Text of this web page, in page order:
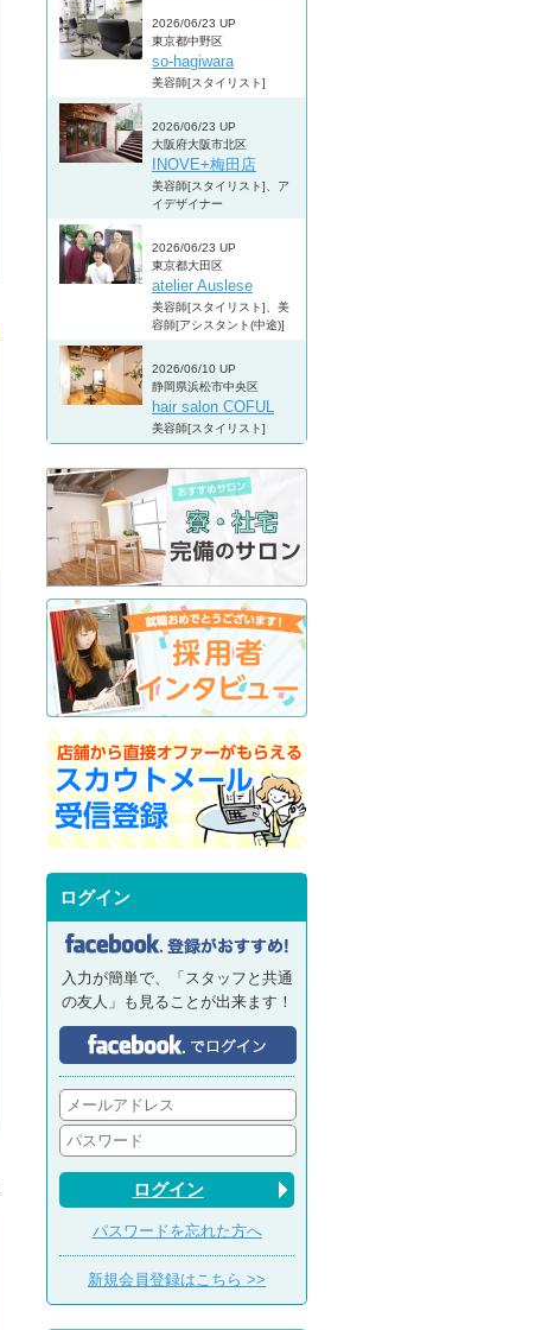
2026/06/23 UP
東京都中野区
so-hagiwara
美容師[スタイリスト]
2026/06/23 UP
大阪府大阪市北区
INOVE+梅田店
美容師[スタイリスト]、ア
イデザイナー
2026/06/23 UP
東京都大田区
atelier Auslese
美容師[スタイリスト]、美
容師[アシスタント(中途)]
2026/06/10 UP
静岡県浜松市中央区
hair salon COFUL
美容師[スタイリスト]
ログイン
入力が簡単で、「スタッフと共通
の友人」も見ることが出来ます！
ログイン
パスワードを忘れた方へ
新規会員登録はこちら >>